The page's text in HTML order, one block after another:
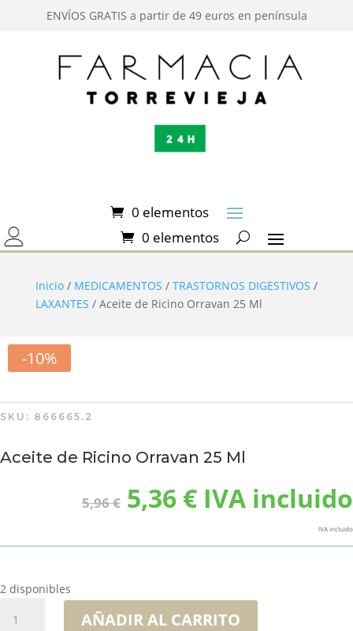
ENVÍOS GRATIS a partir de 49 euros en península
0 elementos
0 elementos
Inicio/ MEDICAMENTOS / TRASTORNOS DIGESTIVOS /
LAXANTES / Aceite de Ricino Orravan 25 Ml
-10%
SKU: 866665.2
Aceite de Ricino Orravan 25 Ml
5,96€ El
precio
era:
5,36 €El
precio
es:
IVA incluido
IVA incluido
2 disponibles
AÑADIR AL CARRITO